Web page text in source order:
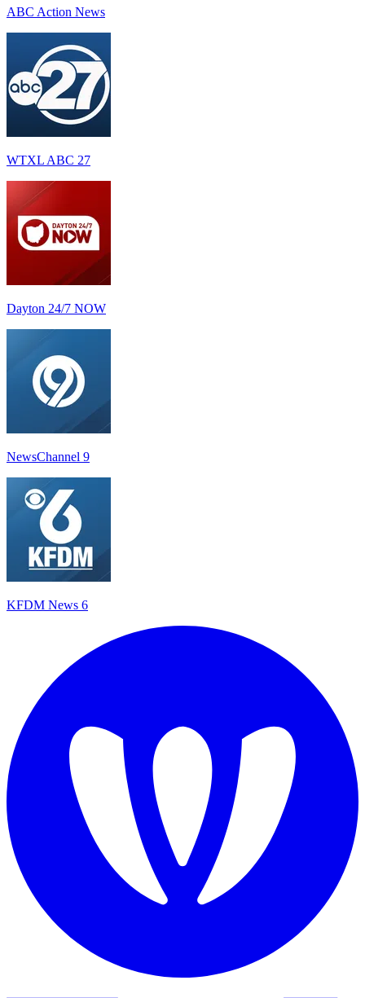
ABC Action News
WTXL ABC 27
Dayton 24/7 NOW
NewsChannel 9
KFDM News 6